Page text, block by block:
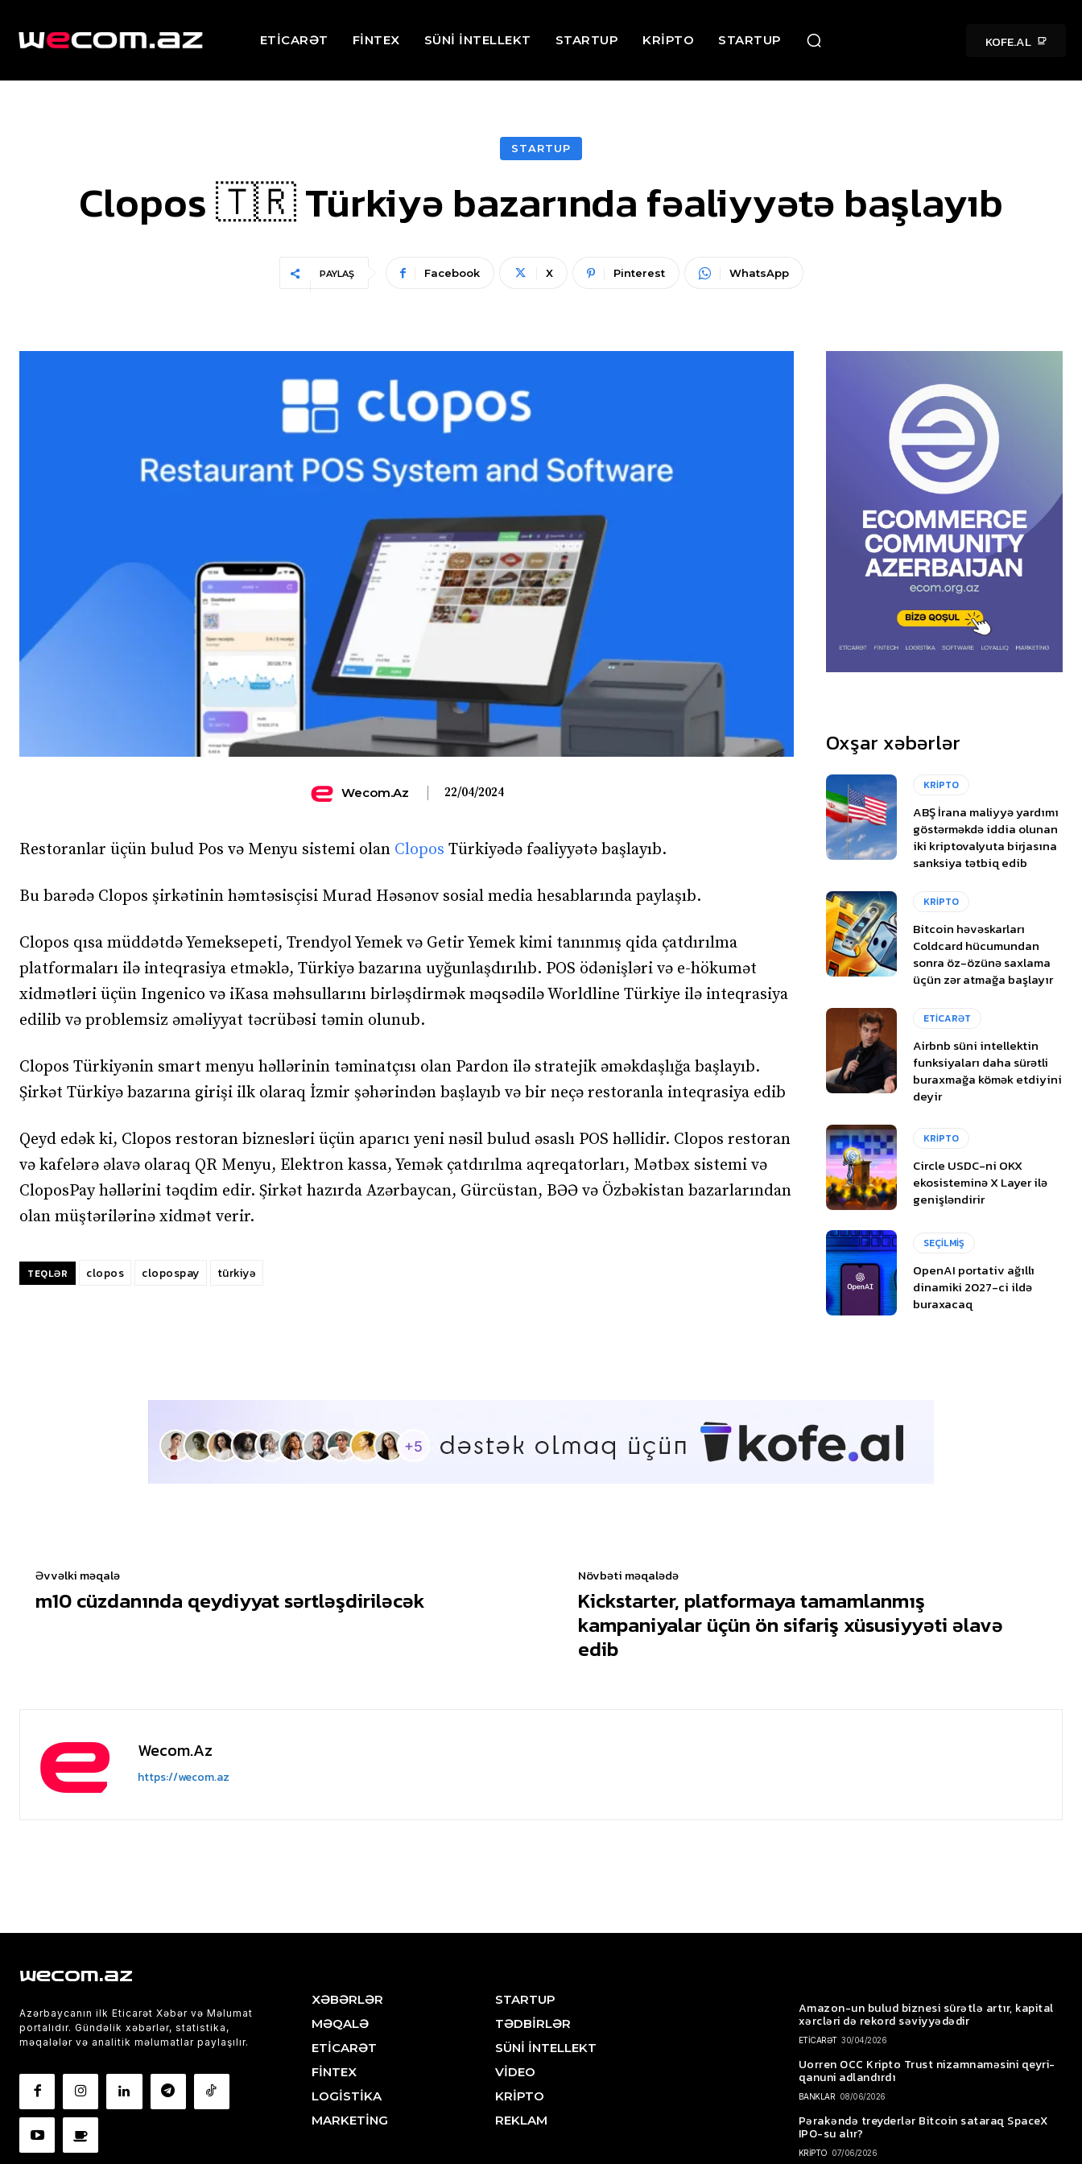
ETİCARƏT FİNTEX SÜNİ İNTELLEKT STARTUP KRİPTO STARTUP KOFE.AL
STARTUP
Clopos 🇹🇷 Türkiyə bazarında fəaliyyətə başlayıb
PAYLAŞ Facebook X Pinterest WhatsApp
Wecom.az 22/04/2024
Restoranlar üçün bulud Pos və Menyu sistemi olan Clopos Türkiyədə fəaliyyətə başlayıb.
Bu barədə Clopos şirkətinin həmtəsisçisi Murad Həsənov sosial media hesablarında paylaşıb.
Clopos qısa müddətdə Yemeksepeti, Trendyol Yemek və Getir Yemek kimi tanınmış qida çatdırılma
platformaları ilə inteqrasiya etməklə, Türkiyə bazarına uyğunlaşdırılıb. POS ödənişləri və e-hökumət
xidmətləri üçün Ingenico və iKasa məhsullarını birləşdirmək məqsədilə Worldline Türkiye ilə inteqrasiya
edilib və problemsiz əməliyyat təcrübəsi təmin olunub.
Clopos Türkiyənin smart menyu həllərinin təminatçısı olan Pardon ilə stratejik əməkdaşlığa başlayıb.
Şirkət Türkiyə bazarına girişi ilk olaraq İzmir şəhərindən başlayıb və bir neçə restoranla inteqrasiya edib
Qeyd edək ki, Clopos restoran biznesləri üçün aparıcı yeni nəsil bulud əsaslı POS həllidir. Clopos restoran
və kafelərə əlavə olaraq QR Menyu, Elektron kassa, Yemək çatdırılma aqreqatorları, Mətbəx sistemi və
CloposPay həllərini təqdim edir. Şirkət hazırda Azərbaycan, Gürcüstan, BƏƏ və Özbəkistan bazarlarından
olan müştərilərinə xidmət verir.
TEQLƏR clopos clopospay türkiyə
Oxşar xəbərlər
KRİPTO
ABŞ İrana maliyyə yardımı
göstərməkdə iddia olunan
iki kriptovalyuta birjasına
sanksiya tətbiq edib
KRİPTO
Bitcoin həvəskarları
Coldcard hücumundan
sonra öz-özünə saxlama
üçün zər atmağa başlayır
ETİCARƏT
Airbnb süni intellektin
funksiyaları daha sürətli
buraxmağa kömək etdiyini
deyir
KRİPTO
Circle USDC-ni OKX
ekosisteminə X Layer ilə
genişləndirir
SEÇİLMİŞ
OpenAI portativ ağıllı
dinamiki 2027-ci ildə
buraxacaq
Əvvəlki məqalə
m10 cüzdanında qeydiyyat sərtləşdiriləcək
Növbəti məqalədə
Kickstarter, platformaya tamamlanmış
kampaniyalar üçün ön sifariş xüsusiyyəti əlavə
edib
Wecom.az
https://wecom.az
wecom.az
Azərbaycanın ilk Eticarət Xəbər və Məlumat
portalıdır. Gündəlik xəbərlər, statistika,
məqalələr və analitik məlumatlar paylaşılır.
XƏBƏRLƏR
MƏQALƏ
ETİCARƏT
FİNTEX
LOGİSTİKA
MARKETİNG
STARTUP
TƏDBİRLƏR
SÜNİ İNTELLEKT
VİDEO
KRİPTO
REKLAM
Amazon-un bulud biznesi sürətlə artır, kapital
xərcləri də rekord səviyyədədir
ETİCARƏT 30/04/2026
Uorren OCC Kripto Trust nizamnaməsini qeyri-
qanuni adlandırdı
BANKLAR 08/06/2026
Pərakəndə treyderlər Bitcoin sataraq SpaceX
IPO-su alır?
KRİPTO 07/06/2026